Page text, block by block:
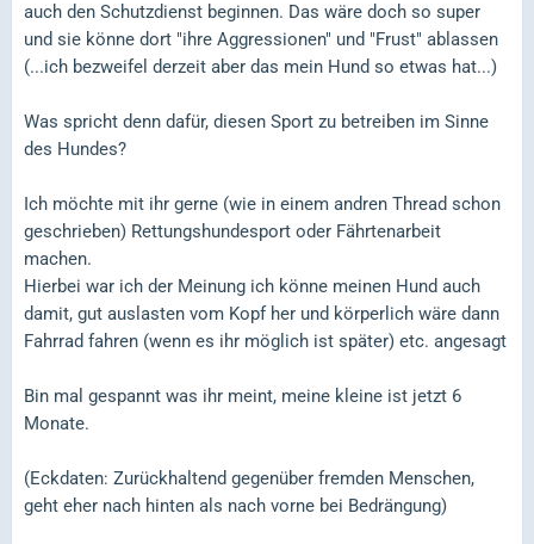
auch den Schutzdienst beginnen. Das wäre doch so super
und sie könne dort "ihre Aggressionen" und "Frust" ablassen
(...ich bezweifel derzeit aber das mein Hund so etwas hat...)
Was spricht denn dafür, diesen Sport zu betreiben im Sinne
des Hundes?
Ich möchte mit ihr gerne (wie in einem andren Thread schon
geschrieben) Rettungshundesport oder Fährtenarbeit
machen.
Hierbei war ich der Meinung ich könne meinen Hund auch
damit, gut auslasten vom Kopf her und körperlich wäre dann
Fahrrad fahren (wenn es ihr möglich ist später) etc. angesagt
Bin mal gespannt was ihr meint, meine kleine ist jetzt 6
Monate.
(Eckdaten: Zurückhaltend gegenüber fremden Menschen,
geht eher nach hinten als nach vorne bei Bedrängung)